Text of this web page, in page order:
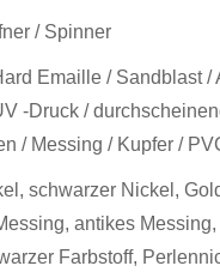
/ Spinner
Emaille / Sandblast /
-Druck /
/ Messing / Kupfer /
schwarzer Nickel,
antikes
Farbstoff,